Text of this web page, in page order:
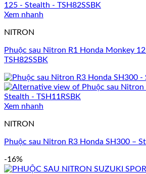
Xem nhanh
NITRON
Phuộc sau Nitron R1 Honda Monkey
TSH82SSBK
Xem nhanh
NITRON
Phuộc sau Nitron R3 Honda SH300 –
-16%